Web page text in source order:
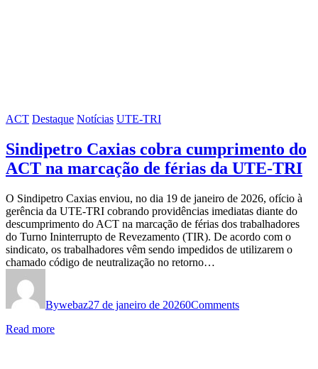
ACT Destaque Notícias UTE-TRI
Sindipetro Caxias cobra cumprimento do
ACT na marcação de férias da UTE-TRI
O Sindipetro Caxias enviou, no dia 19 de janeiro de 2026, ofício à
gerência da UTE-TRI cobrando providências imediatas diante do
descumprimento do ACT na marcação de férias dos trabalhadores
do Turno Ininterrupto de Revezamento (TIR). De acordo com o
sindicato, os trabalhadores vêm sendo impedidos de utilizarem o
chamado código de neutralização no retorno…
Bywebaz27 de janeiro de 20260Comments
Read more